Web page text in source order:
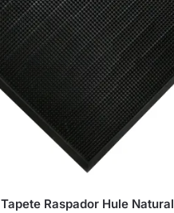
Tapete Raspador Hule Natural